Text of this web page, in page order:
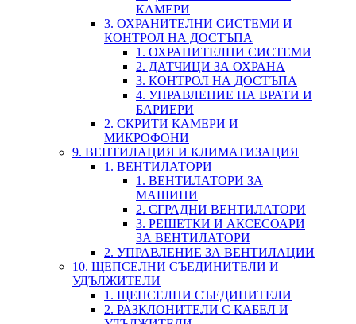
КАМЕРИ
3. ОХРАНИТЕЛНИ СИСТЕМИ И
КОНТРОЛ НА ДОСТЪПА
1. ОХРАНИТЕЛНИ СИСТЕМИ
2. ДАТЧИЦИ ЗА ОХРАНА
3. КОНТРОЛ НА ДОСТЪПА
4. УПРАВЛЕНИЕ НА ВРАТИ И
БАРИЕРИ
2. СКРИТИ КАМЕРИ И
МИКРОФОНИ
9. ВЕНТИЛАЦИЯ И КЛИМАТИЗАЦИЯ
1. ВЕНТИЛАТОРИ
1. ВЕНТИЛАТОРИ ЗА
МАШИНИ
2. СГРАДНИ ВЕНТИЛАТОРИ
3. РЕШЕТКИ И АКСЕСОАРИ
ЗА ВЕНТИЛАТОРИ
2. УПРАВЛЕНИЕ ЗА ВЕНТИЛАЦИИ
10. ЩЕПСЕЛНИ СЪЕДИНИТЕЛИ И
УДЪЛЖИТЕЛИ
1. ЩЕПСЕЛНИ СЪЕДИНИТЕЛИ
2. РАЗКЛОНИТЕЛИ С КАБЕЛ И